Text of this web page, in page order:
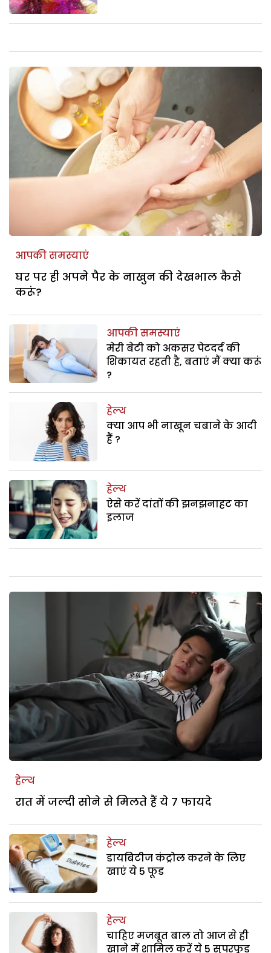
आपकी समस्याएं
घर पर ही अपने पैर के नाखुन की देखभाल कैसे
करूं?
आपकी समस्याएं
मेरी बेटी को अकसर पेटदर्द की
शिकायत रहती है, बताएं मैं क्या करूं
?
हेल्थ
क्या आप भी नाखून चबाने के आदी
हैं ?
हेल्थ
ऐसे करें दांतों की झनझनाहट का
इलाज
हेल्थ
रात में जल्दी सोने से मिलते हैं ये 7 फायदे
हेल्थ
डायबिटीज कंट्रोल करने के लिए
खाएं ये 5 फूड
हेल्थ
चाहिए मजबूत बाल तो आज से ही
खाने में शामिल करें ये 5 सुपरफूड